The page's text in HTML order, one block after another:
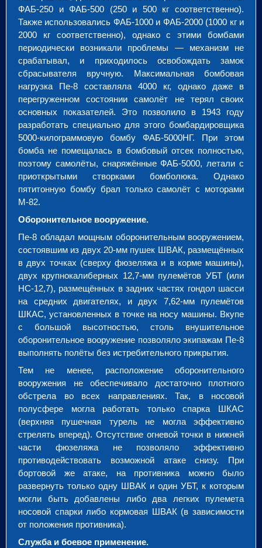
ФАБ-250 и ФАБ-500 (250 и 500 кг соответственно).
Также использовались ФАБ-1000 и ФАБ-2000 (1000 кг и
2000 кг соответственно), однако с этими бомбами
периодически возникали проблемы — механизм не
срабатывал, и приходилось освобождать замок
сбрасывателя вручную. Максимальная бомбовая
нагрузка Пе-8 составляла 4000 кг, однако даже в
перегруженном состоянии самолёт не терял своих
основных показателей. Это позволило в 1943 году
разработать специально для этого бомбардировщика
5000-килограммовую бомбу ФАБ-5000НГ. При этом
бомба не помещалась в бомбовый отсек полностью,
поэтому самолёты, снаряжённые ФАБ-5000, летали с
приоткрытыми створками бомболюка. Однако
пятитонную бомбу брал только самолёт с моторами
М-82.
Оборонительное вооружение.
Пе-8 обладал мощным оборонительным вооружением,
состоявшим из двух 20-мм пушек ШВАК, размещённых
в двух точках (сверху фюзеляжа и в корме машины),
двух крупнокалиберных 12,7-мм пулемётов УБТ (или
НС-12,7), размещённых в задних частях гондол шасси
на средних двигателях, и двух 7,62-мм пулемётов
ШКАС, установленных в точке на носу машины. Вкупе
с большой высотностью, столь внушительное
оборонительное вооружение позволяло экипажам Пе-8
выполнять полёты без истребительного прикрытия.
Тем не менее, расположение оборонительного
вооружения не обеспечивало достаточно плотного
обстрела во всех направлениях. Так, в носовой
полусфере могла работать только спарка ШКАС
(верхняя пушечная турель не могла эффективно
стрелять вперед). Отсутствие огневой точки в нижней
части фюзеляжа не позволяло эффективно
противодействовать возможной атаке снизу. При
бортовой же атаке, на противника можно было
развернуть только одну ШВАК и один УБТ, к которым
могли быть добавлены либо два легких пулемета
носовой спарки либо кормовая ШВАК (в зависимости
от положения противника).
Служба и боевое применение.